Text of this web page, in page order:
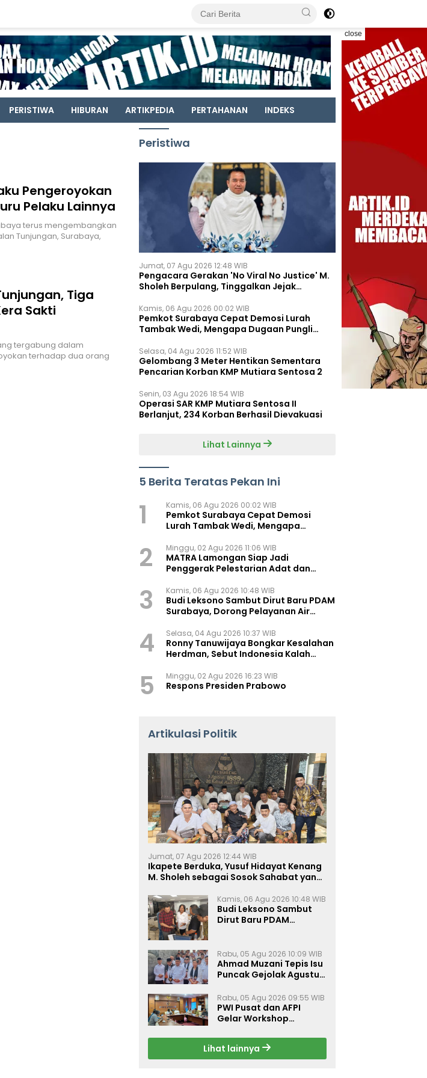
close
PERISTIWA HIBURAN ARTIKPEDIA PERTAHANAN INDEKS
Pengeroyokan
Pelaku Lainnya
terus mengembangkan
Tunjungan, Surabaya,
Tiga
Sakti
tergabung dalam
terhadap dua orang
Peristiwa
Jumat, 07 Agu 2026 12:48 WIB
Pengacara Gerakan 'No Viral No Justice' M.
Sholeh Berpulang, Tinggalkan Jejak
Kamis, 06 Agu 2026 00:02 WIB
Pemkot Surabaya Cepat Demosi Lurah
Tambak Wedi, Mengapa Dugaan Pungli
Selasa, 04 Agu 2026 11:52 WIB
Gelombang 3 Meter Hentikan Sementara
Pencarian Korban KMP Mutiara Sentosa 2
Senin, 03 Agu 2026 18:54 WIB
Operasi SAR KMP Mutiara Sentosa II
Berlanjut, 234 Korban Berhasil Dievakuasi
Lihat Lainnya
5 Berita Teratas Pekan Ini
1 Kamis, 06 Agu 2026 00:02 WIB
Pemkot Surabaya Cepat Demosi
Lurah Tambak Wedi, Mengapa
2 Minggu, 02 Agu 2026 11:06 WIB
MATRA Lamongan Siap Jadi
Penggerak Pelestarian Adat dan
3 Kamis, 06 Agu 2026 10:48 WIB
Budi Leksono Sambut Dirut Baru PDAM
Surabaya, Dorong Pelayanan Air
4 Selasa, 04 Agu 2026 10:37 WIB
Ronny Tanuwijaya Bongkar Kesalahan
Herdman, Sebut Indonesia Kalah
5 Minggu, 02 Agu 2026 16:23 WIB
Respons Presiden Prabowo
Artikulasi Politik
Jumat, 07 Agu 2026 12:44 WIB
Ikapete Berduka, Yusuf Hidayat Kenang
M. Sholeh sebagai Sosok Sahabat yang
Kamis, 06 Agu 2026 10:48 WIB
Budi Leksono Sambut
Dirut Baru PDAM
Makin Prima
Rabu, 05 Agu 2026 10:09 WIB
Ahmad Muzani Tepis Isu
Puncak Gejolak Agustus
Perkuat Persatuan
Rabu, 05 Agu 2026 09:55 WIB
PWI Pusat dan AFPI
Gelar Workshop
Inklusi Keuangan, dan
Perlindungan Publik
Lihat lainnya